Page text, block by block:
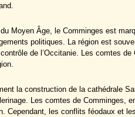
Moyen Âge, le Comminges est
politiques. La région est
de l’Occitanie. Les comtes
la construction de la cathédrale
Les comtes de Comminges,
Cependant, les conflits féodaux et